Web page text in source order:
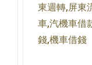
東週轉,屏東
車,汽機車借
錢,機車借錢